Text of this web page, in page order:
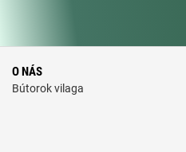
O NÁS
Bútorok vilaga